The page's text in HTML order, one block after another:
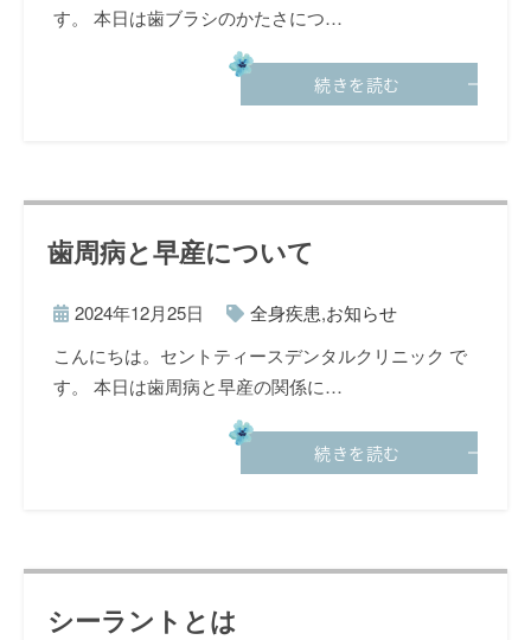
す。 本日は歯ブラシのかたさにつ…
続きを読む
歯周病と早産について
2024年12月25日 全身疾患,お知らせ
こんにちは。セントティースデンタルクリニック で
す。 本日は歯周病と早産の関係に…
続きを読む
シーラントとは